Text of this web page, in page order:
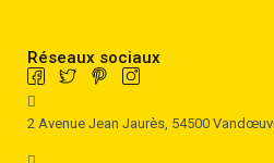
Réseaux sociaux
2 Avenue Jean Jaurès, 54500